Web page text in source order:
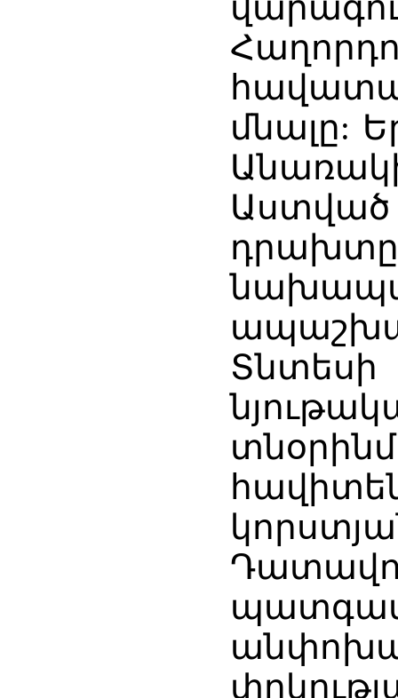
մնալը:
Աստված
դրախտը
Տնտեսի